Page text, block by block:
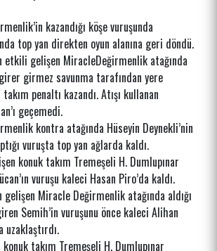
kazandığı köşe vuruşunda
top yan direkten oyun alanına geri döndü.
etkili gelişen MiracleDeğirmenlik atağında
girmez savunma tarafından yere
penaltı kazandı. Atışı kullanan
geçemedi.
kontra atağında Hüseyin Deynekli’nin
vuruşta top yan ağlarda kaldı.
konuk takım Tremeşeli H. Dumlupınar
vuruşu kaleci Hasan Piro’da kaldı.
Miracle Değirmenlik atağında aldığı
Semih’in vuruşunu önce kaleci Alihan
uzaklaştırdı.
takım Tremeşeli H. Dumlupınar